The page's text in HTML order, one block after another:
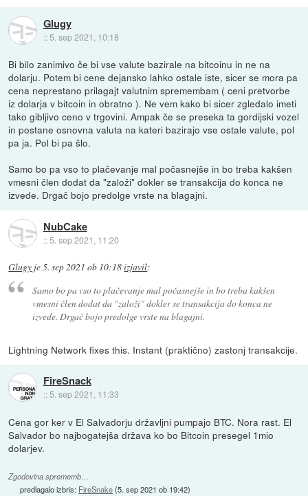
Glugy
:: 5. sep 2021, 10:18
Bi bilo zanimivo če bi vse valute bazirale na bitcoinu in ne na
dolarju. Potem bi cene dejansko lahko ostale iste, sicer se mora pa
cena neprestano prilagajt valutnim spremembam ( ceni pretvorbe
iz dolarja v bitcoin in obratno ). Ne vem kako bi sicer zgledalo imeti
tako gibljivo ceno v trgovini. Ampak če se preseka ta gordijski vozel
in postane osnovna valuta na kateri bazirajo vse ostale valute, pol
pa ja. Pol bi pa šlo.
Samo bo pa vso to plačevanje mal počasnejše in bo treba kakšen
vmesni člen dodat da "založi" dokler se transakcija do konca ne
izvede. Drgač bojo predolge vrste na blagajni.
NubCake
::5. sep 2021, 11:20
Glugy je5. sep 2021 ob 10:18izjavil:
Samo bo pa vso to plačevanje mal počasnejše in bo treba kakšen
vmesni člen dodat da "založi" dokler se transakcija do konca ne
izvede. Drgač bojo predolge vrste na blagajni.
Lightning Network fixes this. Instant (praktično) zastonj transakcije.
FireSnack
:: 5. sep 2021, 11:33
Cena gor ker v El Salvadorju državljni pumpajo BTC. Nora rast. El
Salvador bo najbogatejša država ko bo Bitcoin presegel 1mio
dolarjev.
Zgodovina sprememb…
predlagalo izbris: FireSnake(5. sep 2021 ob 19:42)